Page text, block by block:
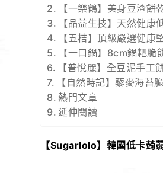
【一樂鶴】美身豆渣餅
【品益生技】天然健康
【五桔】頂級嚴選健康
【一口鍋】8cm鍋粑脆
【普悅麗】全豆泥手工
【自然時記】藜麥海苔
熱門文章
延伸閱讀
【Sugarlolo】韓國低卡蒟